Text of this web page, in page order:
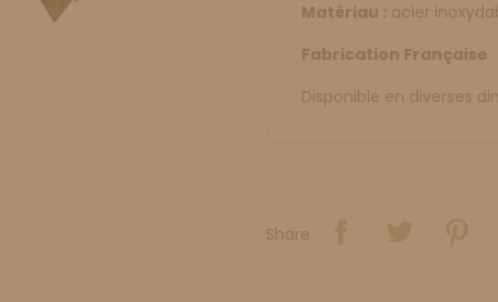
Matériau : acier
Fabrication Française
Disponible en diverses
Share